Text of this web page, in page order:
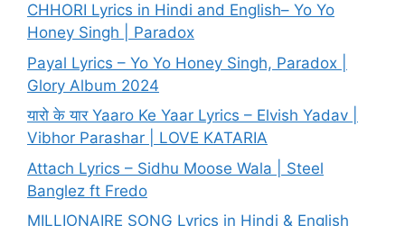
CHHORI Lyrics in Hindi and English– Yo Yo
Honey Singh | Paradox
Payal Lyrics – Yo Yo Honey Singh, Paradox |
Glory Album 2024
यारो के यार Yaaro Ke Yaar Lyrics – Elvish Yadav |
Vibhor Parashar | LOVE KATARIA
Attach Lyrics – Sidhu Moose Wala | Steel
Banglez ft Fredo
MILLIONAIRE SONG Lyrics in Hindi & English